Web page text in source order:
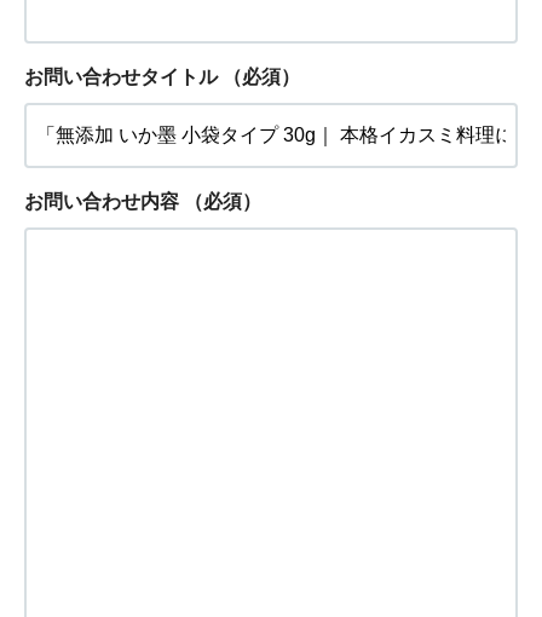
お問い合わせタイトル （必須）
お問い合わせ内容 （必須）